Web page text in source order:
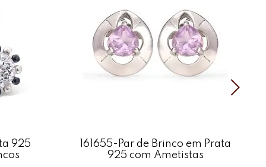
podem apresentar variações de cores, brilhos e texturas.
925
161655-Par de Brinco em Prata
925 com Ametistas